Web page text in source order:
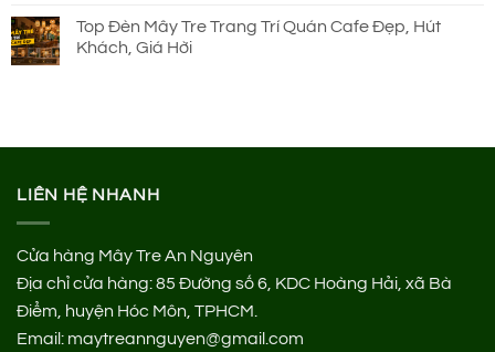
Top Đèn Mây Tre Trang Trí Quán Cafe Đẹp, Hút
Khách, Giá Hời
LIÊN HỆ NHANH
Cửa hàng Mây Tre An Nguyên
Địa chỉ cửa hàng:85 Đường số 6, KDC Hoàng Hải, xã Bà
Điểm, huyện Hóc Môn, TPHCM.
Email: maytreannguyen@gmail.com